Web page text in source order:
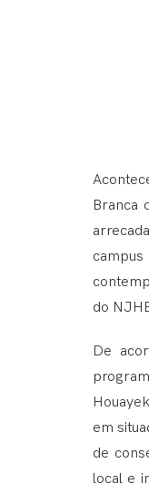
Branca
do
De
em
de
local e